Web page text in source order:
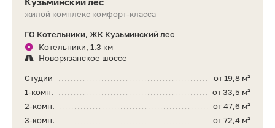
жилой комплекс комфорт-класса
ГО Котельники, ЖК Кузьминский лес
Котельники, 1.3 км
Новорязанское шоссе
от 19,8 м²
Студии
от 33,5 м²
1-комн.
от 47,6 м²
2-комн.
от 72,4 м²
3-комн.